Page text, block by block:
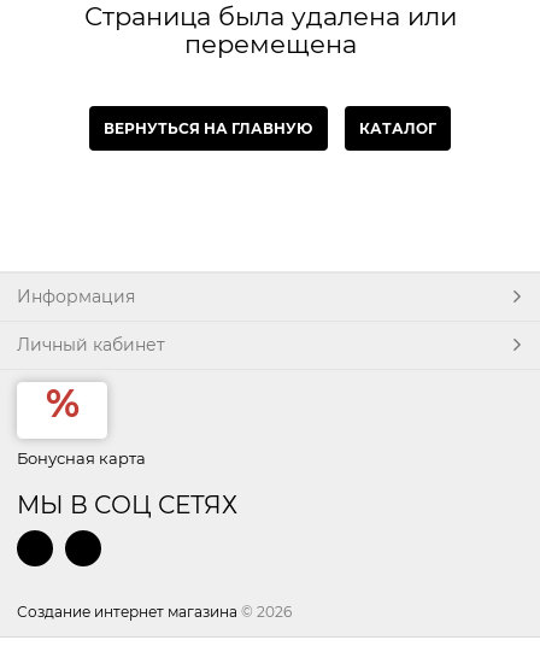
Страница была удалена или
перемещена
ВЕРНУТЬСЯ НА ГЛАВНУЮ КАТАЛОГ
Информация
Личный кабинет
Бонусная карта
МЫ В СОЦ СЕТЯХ
Создание интернет магазина © 2026